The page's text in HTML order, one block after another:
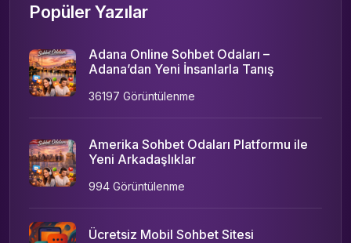
Popüler Yazılar
Adana Online Sohbet Odaları –
Adana’dan Yeni İnsanlarla Tanış
36197 Görüntülenme
Amerika Sohbet Odaları Platformu ile
Yeni Arkadaşlıklar
994 Görüntülenme
Ücretsiz Mobil Sohbet Sitesi